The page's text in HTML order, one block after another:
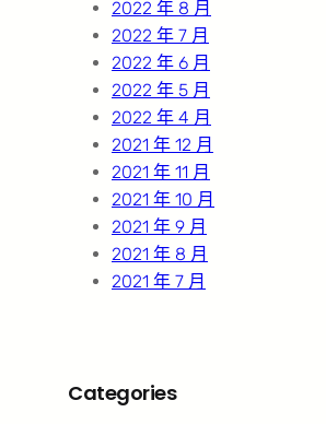
2022 年 8 月
2022 年 7 月
2022 年 6 月
2022 年 5 月
2022 年 4 月
2021 年 12 月
2021 年 11 月
2021 年 10 月
2021 年 9 月
2021 年 8 月
2021 年 7 月
Categories